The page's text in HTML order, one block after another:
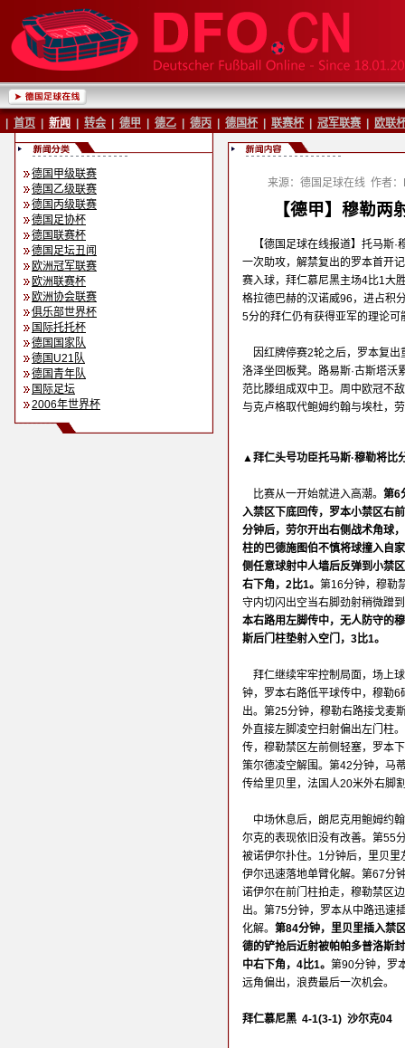
首页 新闻 转会 德甲 德乙 德丙 德国杯 联赛杯 冠军联赛 欧联
德国甲级联赛
德国乙级联赛
德国丙级联赛
德国足协杯
德国联赛杯
德国足坛丑闻
欧洲冠军联赛
欧洲联赛杯
欧洲协会联赛
俱乐部世界杯
国际托托杯
德国国家队
德国U21队
德国青年队
国际足坛
2006年世界杯
来源：德国足球在线 作者
【德甲】穆勒两
【德国足球在线报道】托马斯
一次助攻，解禁复出的罗本首开
赛入球，拜仁慕尼黑主场4比1大
格拉德巴赫的汉诺威96，进占积
5分的拜仁仍有获得亚军的理论可
因红牌停赛2轮之后，罗本复
洛泽坐回板凳。路易斯·古斯塔沃
范比滕组成双中卫。周中欧冠不
与克卢格取代鲍姆约翰与埃杜，
▲拜仁头号功臣托马斯·穆勒将比
比赛从一开始就进入高潮。 第6
入禁区下底回传，罗本小禁区右
分钟后，劳尔开出右侧战术角球
柱的巴德施图伯不慎将球撞入自
侧任意球射中人墙后反弹到小禁
右下角，2比1。 第16分钟，穆勒
守内切闪出空当右脚劲射稍微蹭
本右路用左脚传中，无人防守的
斯后门柱垫射入空门，3比1。
拜仁继续牢牢控制局面，场上
钟，罗本右路低平球传中，穆勒
出。第25分钟，穆勒右路接戈麦
外直接左脚凌空扫射偏出左门柱
传，穆勒禁区左前侧轻塞，罗本
策尔德凌空解围。第42分钟，马
传给里贝里，法国人20米外右脚
中场休息后，朗尼克用鲍姆约
尔克的表现依旧没有改善。第55
被诺伊尔扑住。1分钟后，里贝
伊尔迅速落地单臂化解。第67分
诺伊尔在前门柱拍走，穆勒禁区
出。第75分钟，罗本从中路迅速
化解。 第84分钟，里贝里插入禁
德的铲抢后近射被帕帕多普洛斯
中右下角，4比1。 第90分钟，罗
远角偏出，浪费最后一次机会。
拜仁慕尼黑 4-1(3-1) 沙尔克04